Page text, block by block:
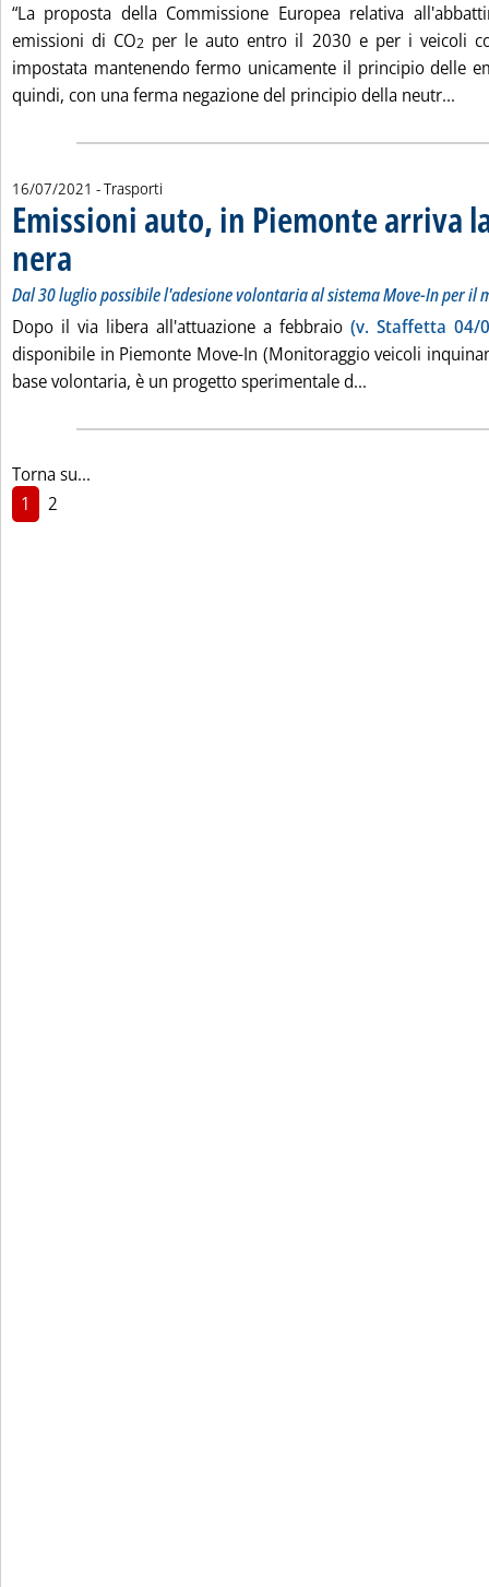
“La proposta della Commissione Europea relativa
emissioni di CO2 per le auto entro il 2030 e per i veicoli
impostata mantenendo fermo unicamente il principio delle
quindi, con una ferma negazione del principio della neutr...
16/07/2021 - Trasporti
Emissioni auto, in Piemonte arriva
nera
Dal 30 luglio possibile l'adesione volontaria al sistema Move-In per il
Dopo il via libera all'attuazione a febbraio (v. Staffetta 04/
disponibile in Piemonte Move-In (Monitoraggio veicoli
base volontaria, è un progetto sperimentale d...
Torna su...
1
2